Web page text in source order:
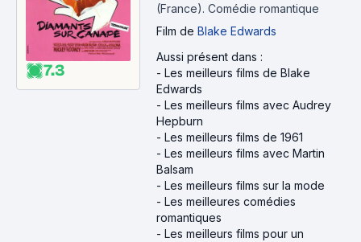
7.3
(France). Comédie romantique
Film de Blake Edwards
Aussi présent dans :
- Les meilleurs films de Blake
Edwards
- Les meilleurs films avec Audrey
Hepburn
- Les meilleurs films de 1961
- Les meilleurs films avec Martin
Balsam
- Les meilleurs films sur la mode
- Les meilleures comédies
romantiques
- Les meilleurs films pour un